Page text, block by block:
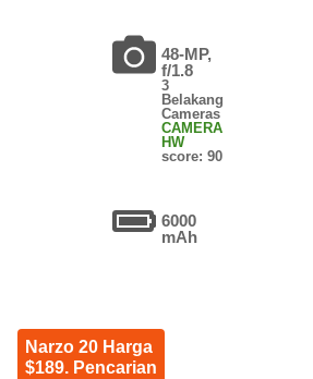
48-MP,
f/1.8
3
Belakang
Cameras
CAMERA
HW
score: 90
6000
mAh
Narzo 20 Harga
$189. Pencarian